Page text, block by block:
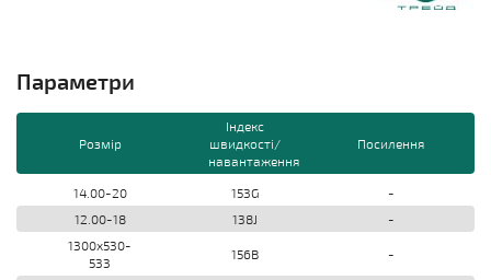
Параметри
Розмір
Індекс
швидкості/
навантаження
Посилення
14.00-20 153G
-
12.00-18
138J
-
1300x530-
533
156B -